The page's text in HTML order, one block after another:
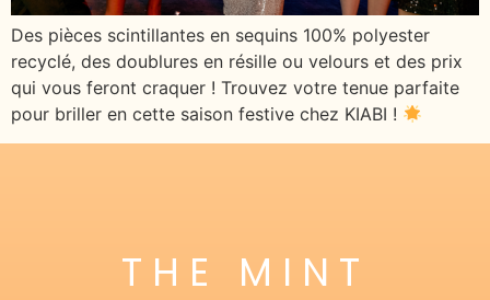
Des pièces scintillantes en sequins 100% polyester
recyclé, des doublures en résille ou velours et des prix
qui vous feront craquer ! Trouvez votre tenue parfaite
pour briller en cette saison festive chez KIABI !
THE MINT